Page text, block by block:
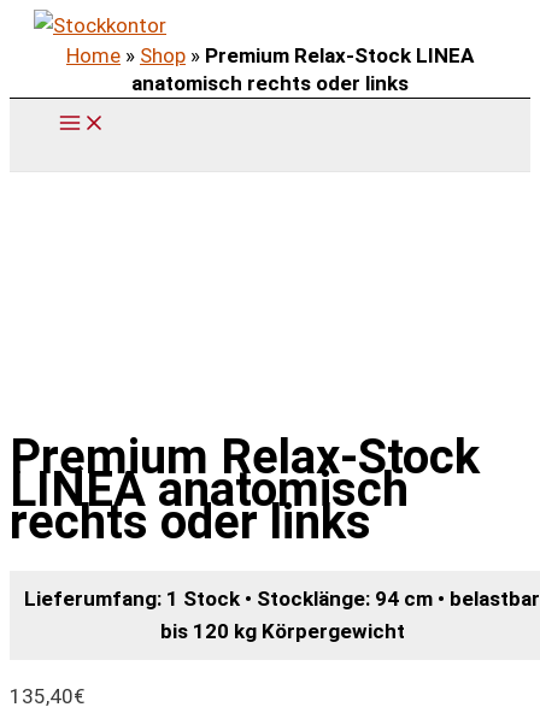
Zum
Home » Shop » Premium Relax-Stock LINEA
anatomisch rechts oder links
Premium Relax-Stock
LINEA anatomisch
rechts oder links
Lieferumfang: 1 Stock • Stocklänge: 94 cm • belastbar
bis 120 kg Körpergewicht
135,40€